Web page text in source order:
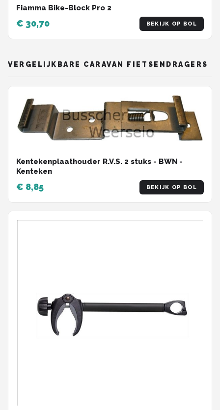
Fiamma Bike-Block Pro 2
€ 30,70 BEKIJK OP BOL
VERGELIJKBARE CARAVAN FIETSENDRAGERS
Kentekenplaathouder R.V.S. 2 stuks - BWN -
Kenteken
€ 8,85 BEKIJK OP BOL